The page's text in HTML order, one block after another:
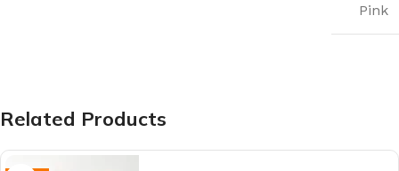
Pink
Related Products